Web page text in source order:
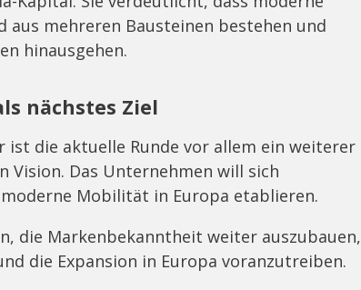
aus mehreren Bausteinen bestehen und
hinausgehen.
nächstes Ziel
ist die aktuelle Runde vor allem ein weiterer
Vision. Das Unternehmen will sich
Mobilität in Europa etablieren.
die Markenbekanntheit weiter auszubauen,
die Expansion in Europa voranzutreiben.